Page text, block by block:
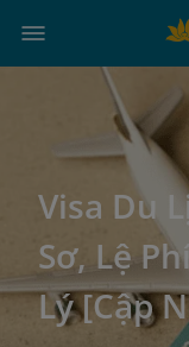
Visa Du
Sơ, Lệ
Lý [Cập